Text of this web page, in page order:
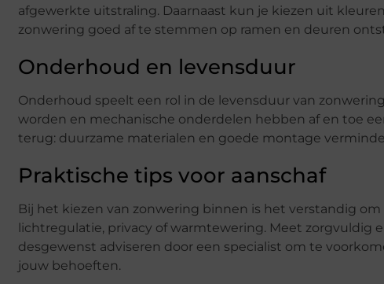
afgewerkte uitstraling. Daarnaast kun je kiezen uit
zonwering goed af te stemmen op ramen en deuren
Onderhoud en levensduur
Onderhoud speelt een rol in de levensduur van
worden en mechanische onderdelen hebben af en toe
terug: duurzame materialen en goede montage
Praktische tips voor aanschaf
Bij het kiezen van zonwering binnen is het verstandig
lichtregulatie, privacy of warmtewering. Meet zorgvuldig
desgewenst adviseren door een specialist om te
jouw behoeften.